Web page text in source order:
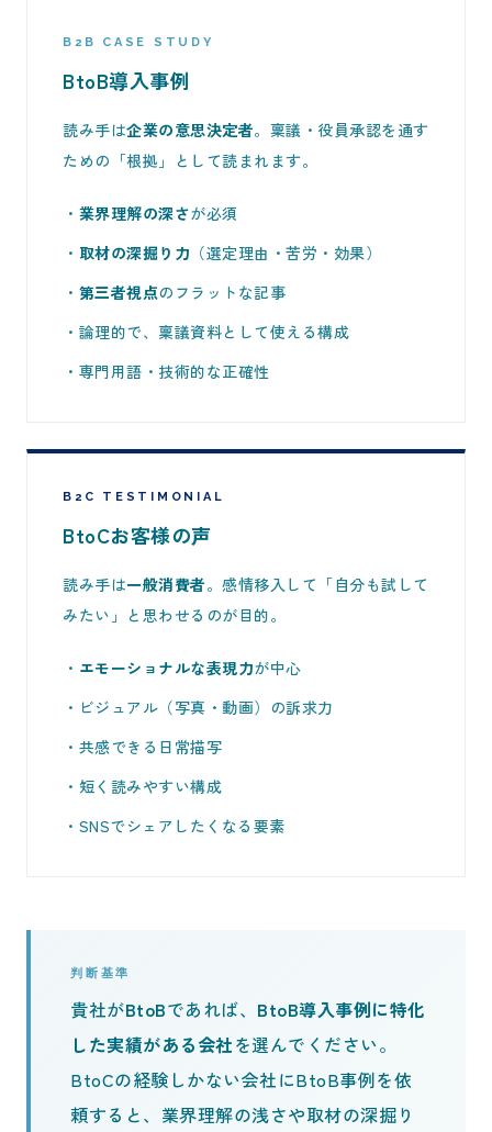
B2B CASE STUDY
BtoB導入事例
読み手は企業の意思決定者。稟議・役員承認を通す
ための「根拠」として読まれます。
・ 業界理解の深さが必須
・ 取材の深掘り力 （選定理由・苦労・効果）
・ 第三者視点のフラットな記事
・論理的で、稟議資料として使える構成
・専門用語・技術的な正確性
B2C TESTIMONIAL
BtoCお客様の声
読み手は一般消費者。感情移入して「自分も試して
みたい」と思わせるのが目的。
・ エモーショナルな表現力が中心
・ビジュアル（写真・動画）の訴求力
・共感できる日常描写
・短く読みやすい構成
・SNSでシェアしたくなる要素
判断基準
貴社がBtoBであれば、 BtoB導入事例に特化
した実績がある会社を選んでください。
BtoCの経験しかない会社にBtoB事例を依
頼すると、業界理解の浅さや取材の深掘り